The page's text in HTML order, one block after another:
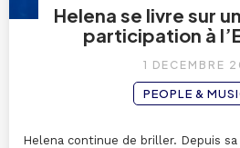
Helena se livre sur
participation à
1 DÉCEMBRE
PEOPLE &
Helena continue de briller. Depuis